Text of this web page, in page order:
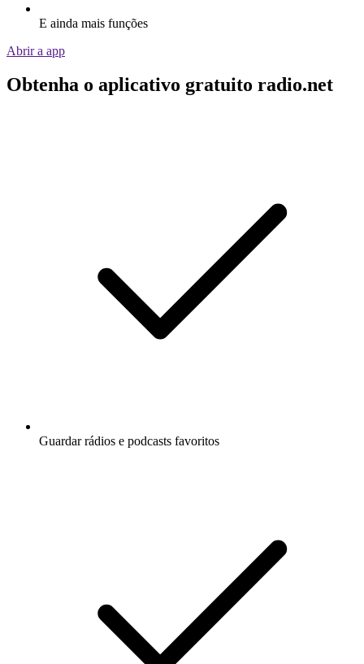
E ainda mais funções
Abrir a app
Obtenha o aplicativo gratuito radio.net
Guardar rádios e podcasts favoritos